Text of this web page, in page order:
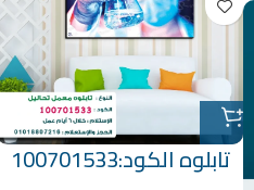
تابلوه الكود:100701533